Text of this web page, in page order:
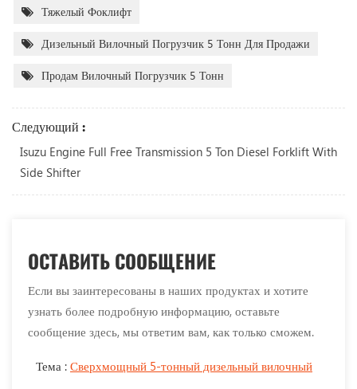
Тяжелый Фоклифт
Дизельный Вилочный Погрузчик 5 Тонн Для Продажи
Продам Вилочный Погрузчик 5 Тонн
Следующий :
Isuzu Engine Full Free Transmission 5 Ton Diesel Forklift With
Side Shifter
ОСТАВИТЬ СООБЩЕНИЕ
Если вы заинтересованы в наших продуктах и хотите
узнать более подробную информацию, оставьте
сообщение здесь, мы ответим вам, как только сможем.
Тема : Сверхмощный 5-тонный дизельный вилочный